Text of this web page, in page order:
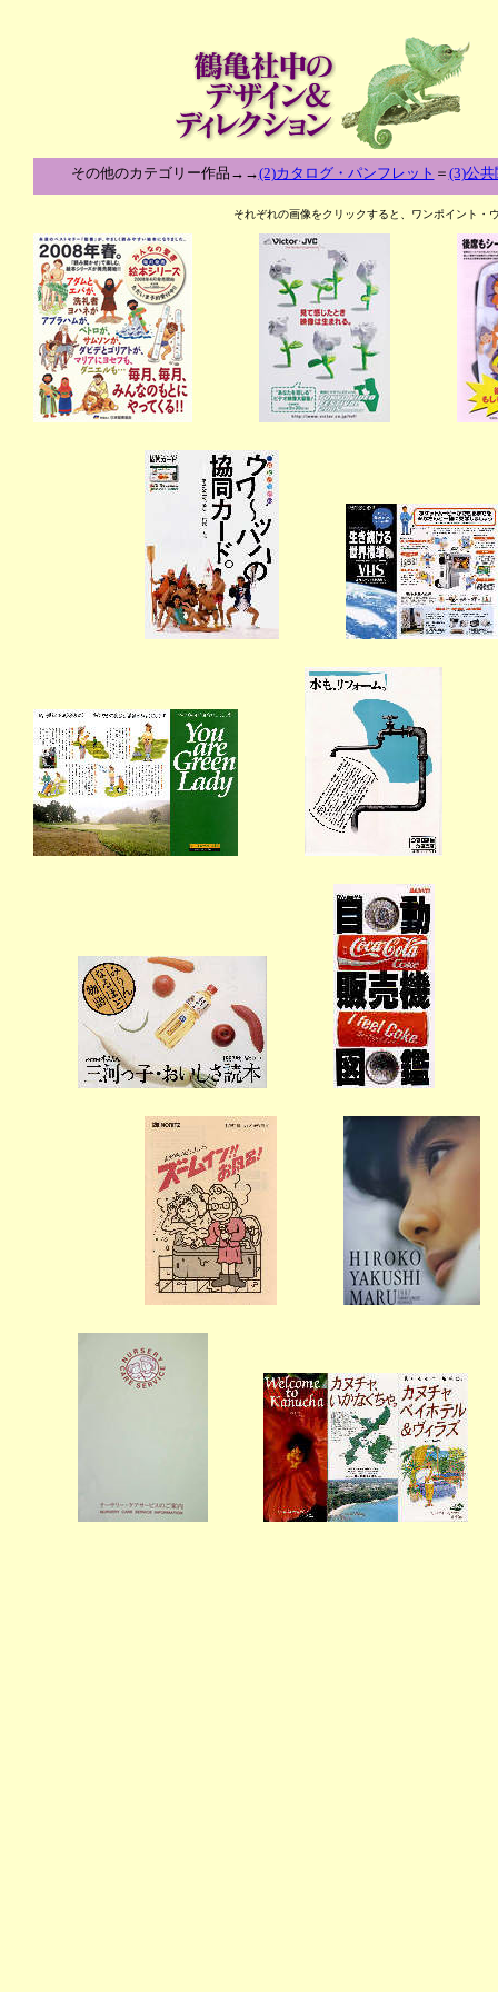
その他のカテゴリー作品→→(2)カタログ・パンフレット ＝ (3)公
それぞれの画像をクリックすると、ワンポイント・